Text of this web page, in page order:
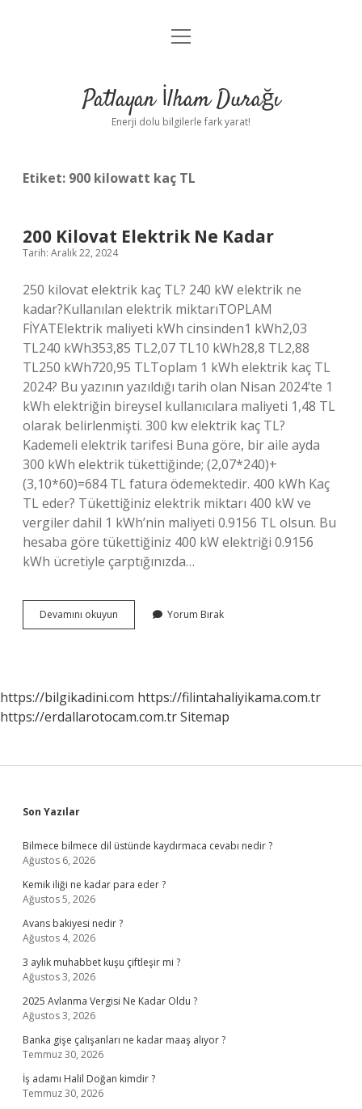
Anasayfa
Yasal Uyarı
menüyü
Patlayan İlham Durağı
Enerji dolu bilgilerle fark yarat!
Etiket: 900 kilowatt kaç TL
200 Kilovat Elektrik Ne Kadar
Tarih: Aralık 22, 2024
250 kilovat elektrik kaç TL? 240 kW elektrik ne
kadar?Kullanılan elektrik miktarıTOPLAM
FİYATElektrik maliyeti kWh cinsinden1 kWh2,03
TL240 kWh353,85 TL2,07 TL10 kWh28,8 TL2,88
TL250 kWh720,95 TLToplam 1 kWh elektrik kaç TL
2024? Bu yazının yazıldığı tarih olan Nisan 2024’te 1
kWh elektriğin bireysel kullanıcılara maliyeti 1,48 TL
olarak belirlenmişti. 300 kw elektrik kaç TL?
Kademeli elektrik tarifesi Buna göre, bir aile ayda
300 kWh elektrik tükettiğinde; (2,07*240)+
(3,10*60)=684 TL fatura ödemektedir. 400 kWh Kaç
TL eder? Tükettiğiniz elektrik miktarı 400 kW ve
vergiler dahil 1 kWh’nin maliyeti 0.9156 TL olsun. Bu
hesaba göre tükettiğiniz 400 kW elektriği 0.9156
kWh ücretiyle çarptığınızda…
Devamını okuyun
Kilovat
Yorum Bırak
https://bilgikadini.com https://filintahaliyikama.com.tr
https://erdallarotocam.com.trSitemap
Sidebar
Son Yazılar
Bilmece bilmece dil üstünde kaydırmaca cevabı nedir ?
Ağustos 6, 2026
Kemik iliği ne kadar para eder ?
Ağustos 5, 2026
Avans bakiyesi nedir ?
Ağustos 4, 2026
3 aylık muhabbet kuşu çiftleşir mi ?
Ağustos 3, 2026
2025 Avlanma Vergisi Ne Kadar Oldu ?
Ağustos 3, 2026
Banka gişe çalışanları ne kadar maaş alıyor ?
Temmuz 30, 2026
İş adamı Halil Doğan kimdir ?
Temmuz 30, 2026